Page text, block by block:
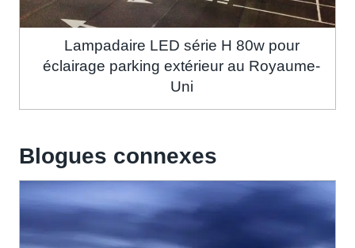
Lampadaire LED série H 80w pour
éclairage parking extérieur au Royaume-
Uni
Blogues connexes